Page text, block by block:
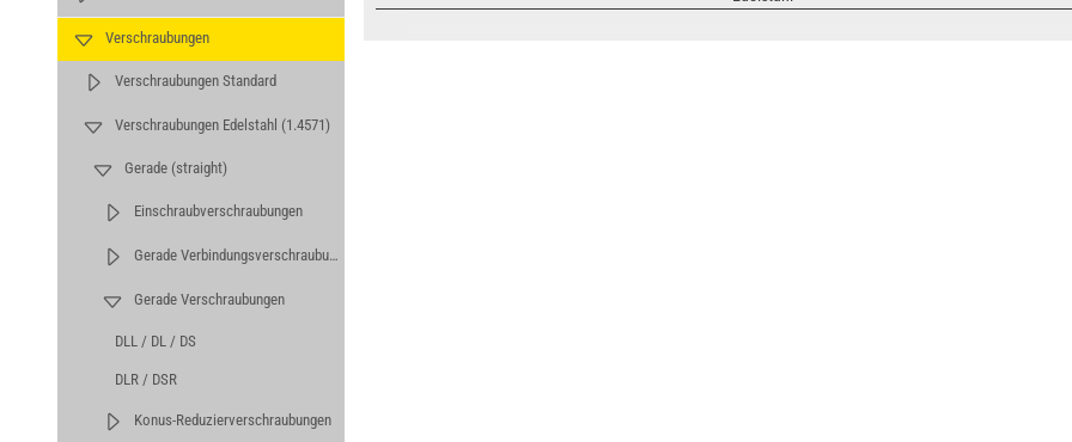
Verschraubungen
Verschraubungen Standard
Verschraubungen Edelstahl (1.4571)
Gerade (straight)
Einschraubverschraubungen
Gerade Verbindungsverschraubungen
Gerade Verschraubungen
DLL / DL / DS
DLR / DSR
Konus-Reduzierverschraubungen